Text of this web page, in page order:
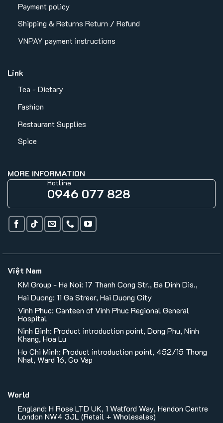
Payment policy
Shipping & Returns Return / Refund
VNPAY payment instructions
Link
Tea - Dietary
Fashion
Restaurant Supplies
Spice
MORE INFORMATION
Hotline
0946 077 828
Việt Nam
KM Group - Ha Noi: 17 Thanh Cong Str., Ba Dinh Dis.,
Hai Duong: 11 Ga Streer, Hai Duong City
Vinh Phuc: Canteen of Vinh Phuc Regional General
Hospital
Ninh Binh: Product introduction point, Dong Phu, Ninh
Khang, Hoa Lu
Ho Chi Minh: Product introduction point, 452/15 Thong
Nhat, Ward 16, Go Vap
World
England: H Rose LTD UK, 1 Watford Way, Hendon Centre
London NW4 3JL (Retail + Wholesales)